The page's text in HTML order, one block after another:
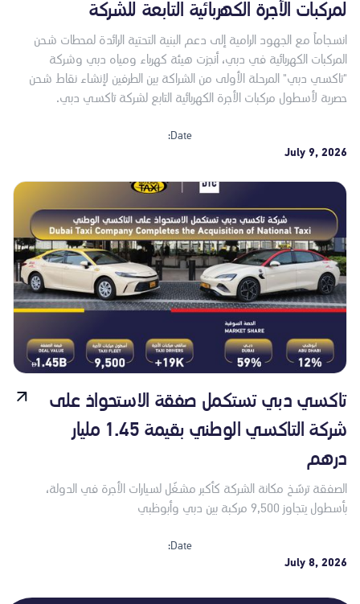
لمركبات الأجرة الكهربائية التابعة للشركة
انسجاماً مع الجهود الرامية إلى دعم البنية التحتية الرائدة لمحطات شحن
المركبات الكهربائية في دبي، أنجزت هيئة كهرباء ومياه دبي وشركة
"تاكسي دبي" المرحلة الأولى من الشراكة بين الطرفين لإنشاء نقاط شحن
حصرية لأسطول مركبات الأجرة الكهربائية التابع لشركة تاكسي دبي.
Date:
July 9, 2026
تاكسي دبي تستكمل صفقة الاستحواذ على
شركة التاكسي الوطني بقيمة 1.45 مليار
درهم
الصفقة ترسّخ مكانة الشركة كأكبر مشغّل لسيارات الأجرة في الدولة،
بأسطول يتجاوز 9,500 مركبة بين دبي وأبوظبي
Date:
July 8, 2026